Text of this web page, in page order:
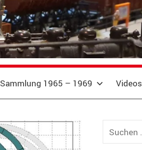
Sammlung 1965 – 1969 Videos
Suchen
nach: